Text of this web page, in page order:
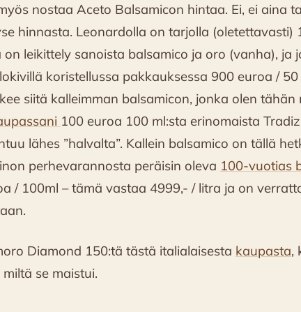
nostaa Aceto Balsamicon hintaa. Ei, ei aina
hinnasta. Leonardolla on tarjolla (oletettavasti)
leikittely sanoista balsamico ja oro (vanha), ja
koristellussa pakkauksessa 900 euroa /
siitä kalleimman balsamicon, jonka olen tähän
100 euroa 100 ml:sta erinomaista
lähes ”halvalta”. Kallein balsamico on tällä
perhevarannosta peräisin oleva 100-vuotias
/ 100ml – tämä vastaa 4999,- / litra ja on
Diamond 150:tä tästä italialaisesta kaupasta,
se maistui.